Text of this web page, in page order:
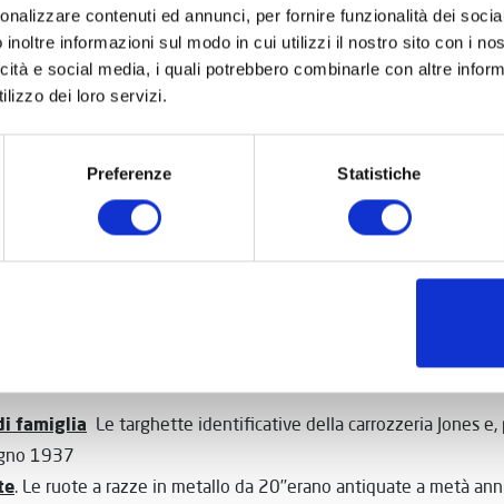
contenuti ed annunci, per fornire funzionalità dei
inoltre informazioni sul modo in cui utilizzi il nostro sito con i
e social media, i quali potrebbero combinarle con altre
dei loro servizi.
Preferenze Statistiche
questi sono liberi, le targhe sono ben visibili dagli altri
. La scritta luminosa posta sul tetto. Più in basso. Il vano
le valigie vanno legate.
. Allo scomparto passeggeri si accede dalle porte laterali;
c’è un ampio portapacchi sul tetto.
Il tariffario è affisso nell’abitacolo. Curioso notare che
i
passeggeri, quindi non pagano
, e che sono previste
in gabbia e quelli liberi
dell’olio e all’amperometro. Sotto a sinistra. Molto
Stando al regolamento di Scotland Yard, era
famiglia Le targhette identificative della carrozzeria Jones e,
1937
. Le ruote a razze in metallo da 20’’erano antiquate a metà